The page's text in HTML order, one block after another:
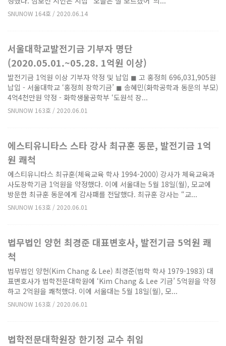
SNUNOW 164호 / 2020.06.14
서울대학교발전기금 기부자 명단
(2020.05.01.~05.28. 1억원 이상)
발전기금 1억원 이상 기부자 약정 및 납입 ◼ 고 홍정희 696,031,905원
납입 - 서울대학교 ‘홍정희 장학기금’ ◼ 송혜민(화학공학과 동문의 부모)
4억4천만원 약정 - 화학생물공학부 ‘도원석 장...
SNUNOW 163호 / 2020.06.01
에스티유니타스 스타 강사 최규훈 동문, 발전기금 1억
원 쾌척
에스티유니타스 최규훈(체육교육 학사 1994-2000) 강사가 체육교육과
사도장학기금 1억원을 약정했다. 이에 서울대는 5월 18일(월), 모교에
방문한 최규훈 동문에게 감사패를 전달했다. 최규훈 강사는 “교...
SNUNOW 163호 / 2020.06.01
법무법인 양헌 최경준 대표변호사, 발전기금 5억원 쾌
척
법무법인 양헌(Kim Chang & Lee) 최경준(법학 학사 1979-1983) 대
표변호사가 법학전문대학원에 ‘Kim Chang & Lee 기금’ 5억원을 약정
하고 2억원을 쾌척했다. 이에 서울대는 5월 18일(월), 모...
SNUNOW 163호 / 2020.06.01
법학전문대학원장 한기정 교수 취임